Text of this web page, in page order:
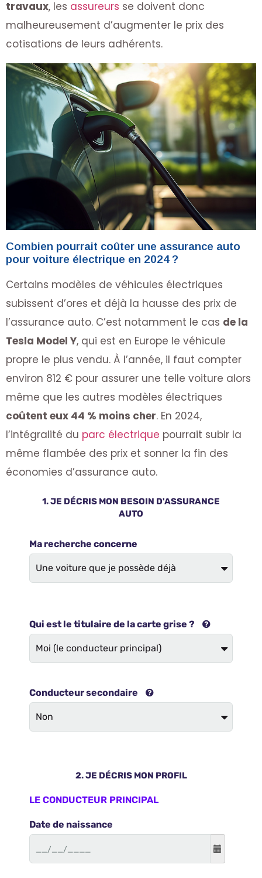
travaux, les assureurs se doivent donc
malheureusement d’augmenter le prix des
cotisations de leurs adhérents.
Combien pourrait coûter une assurance auto
pour voiture électrique en 2024 ?
Certains modèles de véhicules électriques
subissent d’ores et déjà la hausse des prix de
l’assurance auto. C’est notamment le cas de la
Tesla Model Y, qui est en Europe le véhicule
propre le plus vendu. À l’année, il faut compter
environ 812 € pour assurer une telle voiture alors
même que les autres modèles électriques
coûtent eux 44 % moins cher. En 2024,
l’intégralité du parc électrique pourrait subir la
même flambée des prix et sonner la fin des
économies d’assurance auto.